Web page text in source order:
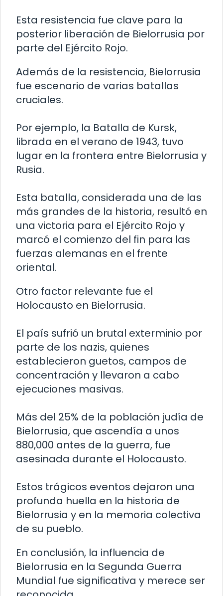
Esta resistencia fue clave para la
posterior liberación de Bielorrusia por
parte del Ejército Rojo.
Además de la resistencia, Bielorrusia
fue escenario de varias batallas
cruciales.
Por ejemplo, la Batalla de Kursk,
librada en el verano de 1943, tuvo
lugar en la frontera entre Bielorrusia y
Rusia.
Esta batalla, considerada una de las
más grandes de la historia, resultó en
una victoria para el Ejército Rojo y
marcó el comienzo del fin para las
fuerzas alemanas en el frente
oriental.
Otro factor relevante fue el
Holocausto en Bielorrusia.
El país sufrió un brutal exterminio por
parte de los nazis, quienes
establecieron guetos, campos de
concentración y llevaron a cabo
ejecuciones masivas.
Más del 25% de la población judía de
Bielorrusia, que ascendía a unos
880,000 antes de la guerra, fue
asesinada durante el Holocausto.
Estos trágicos eventos dejaron una
profunda huella en la historia de
Bielorrusia y en la memoria colectiva
de su pueblo.
En conclusión, la influencia de
Bielorrusia en la Segunda Guerra
Mundial fue significativa y merece ser